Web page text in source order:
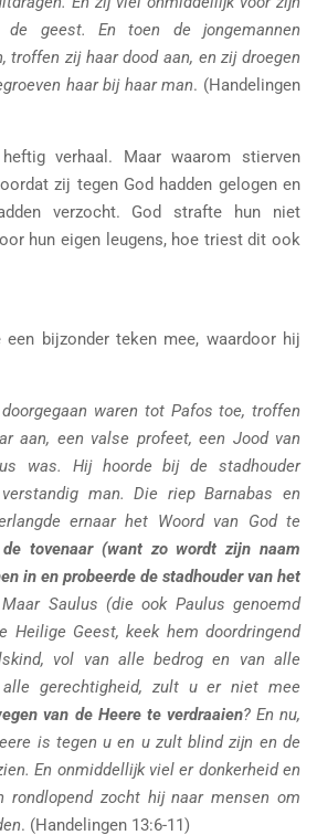
geest. En toen de jongemannen
troffen zij haar dood aan, en zij droegen
haar bij haar man. (Handelingen
verhaal. Maar waarom stierven
zij tegen God hadden gelogen en
verzocht. God strafte hun niet
hun eigen leugens, hoe triest dit ook
een bijzonder teken mee, waardoor hij
waren tot Pafos toe, troffen
aan, een valse profeet, een Jood van
was. Hij hoorde bij de stadhouder
man. Die riep Barnabas en
ernaar het Woord van God te
de tovenaar (want zo wordt zijn naam
in en probeerde de stadhouder van het
Saulus (die ook Paulus genoemd
Heilige Geest, keek hem doordringend
vol van alle bedrog en van alle
gerechtigheid, zult u er niet mee
van de Heere te verdraaien? En nu,
is tegen u en u zult blind zijn en de
En onmiddellijk viel er donkerheid en
rondlopend zocht hij naar mensen om
. (Handelingen 13:6-11)